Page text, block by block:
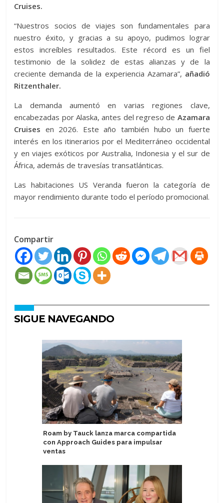
Cruises.
“Nuestros socios de viajes son fundamentales para
nuestro éxito, y gracias a su apoyo, pudimos lograr
estos increíbles resultados. Este récord es un fiel
testimonio de la solidez de estas alianzas y de la
creciente demanda de la experiencia Azamara”, añadió
Ritzenthaler.
La demanda aumentó en varias regiones clave,
encabezadas por Alaska, antes del regreso de Azamara
Cruises en 2026. Este año también hubo un fuerte
interés en los itinerarios por el Mediterráneo occidental
y en viajes exóticos por Australia, Indonesia y el sur de
África, además de travesías transatlánticas.
Las habitaciones US Veranda fueron la categoría de
mayor rendimiento durante todo el período promocional.
Compartir
SIGUE NAVEGANDO
Roam by Tauck lanza marca compartida
con Approach Guides para impulsar
ventas